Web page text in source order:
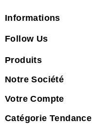
Informations
Follow Us
Produits
Notre Société
Votre Compte
Catégorie Tendance